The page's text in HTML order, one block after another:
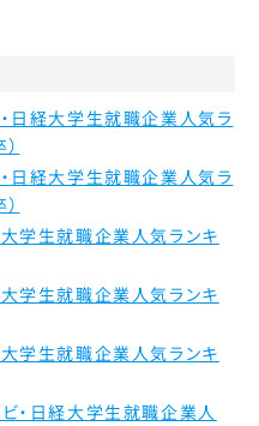
・日経大学生就職企業人気ラ
・日経大学生就職企業人気ラ
大学生就職企業人気ランキ
大学生就職企業人気ランキ
大学生就職企業人気ランキ
ビ・日経大学生就職企業人